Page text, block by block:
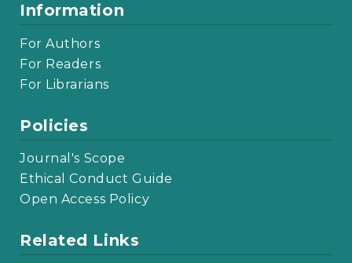
Information
For Authors
For Readers
For Librarians
Policies
Journal's Scope
Ethical Conduct Guide
Open Access Policy
Related Links